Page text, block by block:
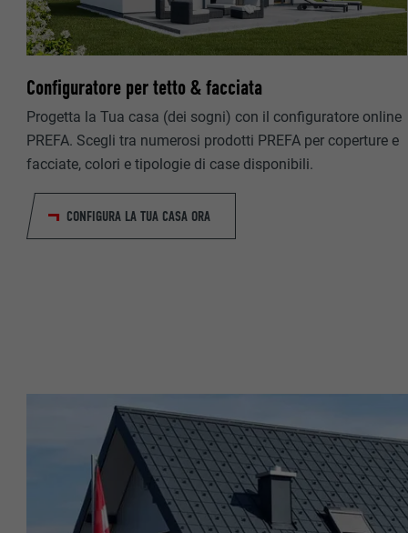
Configuratore per tetto & facciata
Progetta la Tua casa (dei sogni) con il configuratore online
PREFA. Scegli tra numerosi prodotti PREFA per coperture e
facciate, colori e tipologie di case disponibili.
CONFIGURA LA TUA CASA ORA
DECORSO
NOME
PROVIDER
DECORSO
SCOPO
NOME
SCOPO